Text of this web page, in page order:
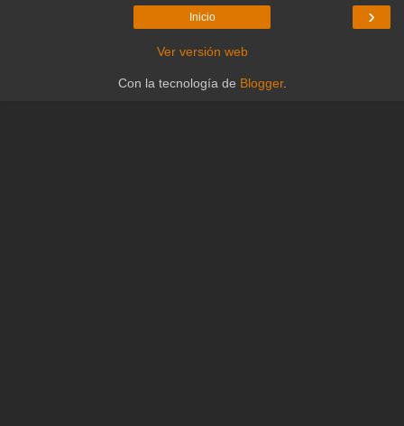
›
Inicio
Ver versión web
Con la tecnología de Blogger.